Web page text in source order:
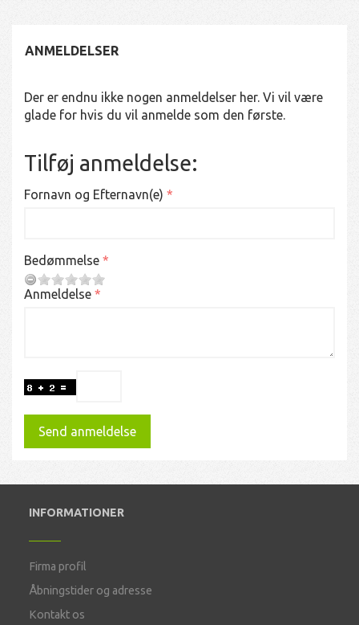
ANMELDELSER
Der er endnu ikke nogen anmeldelser her. Vi vil være
glade for hvis du vil anmelde som den første.
Tilføj anmeldelse:
Fornavn og Efternavn(e)
Bedømmelse
Anmeldelse
Send anmeldelse
INFORMATIONER
Firma profil
Åbningstider og adresse
Kontakt os